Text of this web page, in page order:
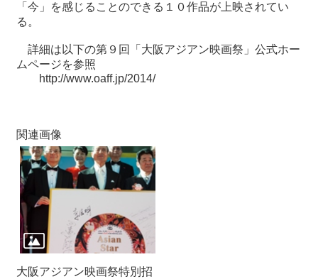
「今」を感じることのできる１０作品が上映されてい
る。
詳細は以下の第９回「大阪アジアン映画祭」公式ホー
ムページを参照
http://www.oaff.jp/2014/
関連画像
大阪アジアン映画祭特別招